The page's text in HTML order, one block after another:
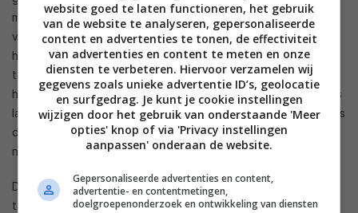
modellen worden voor een prijs tussen de 150 en 200 euro
verkocht. Digitimes Research verwacht dat deze fabrikanten
hier niet meer mee weg kunnen komen en daardoor op korte
termijn de prijzen naar beneden bijstellen. Ook Asus en Acer
hebben verschillende 7-inch tablets gelanceerd die voor iets
lagere prijzen moeten verschijnen. Zo lanceerde Acer onlangs
de
Iconia One 7die voor 120 euro te koop is, en komt Asus
na de zomer met de nieuweMeMO Pad 7.
Digitimes Research verwacht ook op het gebied van 8-inch
tablets toenemende concurrentie en dus lagere prijzen.
website goed te laten functioneren, het gebruik
van de website te analyseren, gepersonaliseerde
content en advertenties te tonen, de effectiviteit
van advertenties en content te meten en onze
diensten te verbeteren. Hiervoor verzamelen wij
gegevens zoals unieke advertentie ID’s, geolocatie
en surfgedrag. Je kunt je cookie instellingen
wijzigen door het gebruik van onderstaande 'Meer
opties' knop of via 'Privacy instellingen
aanpassen' onderaan de website.
Gepersonaliseerde advertenties en content,
advertentie- en contentmetingen,
doelgroepenonderzoek en ontwikkeling van diensten